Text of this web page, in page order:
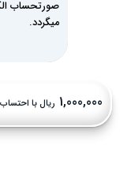
صورتحساب
میگردد.
ریال با احتساب